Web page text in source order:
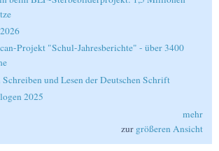
Projekt "Schul-Jahresberichte" - über 3400
und Lesen der Deutschen Schrift
2025
mehr
zur größeren Ansicht